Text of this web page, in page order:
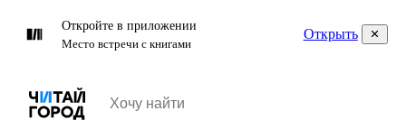
Откройте в приложении
Место встречи с книгами
Открыть